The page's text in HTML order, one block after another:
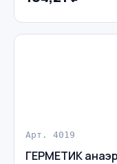
Арт. 4019
ГЕРМЕТИК